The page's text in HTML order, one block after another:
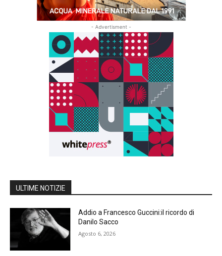
- Advertisment -
ULTIME NOTIZIE
Addio a Francesco Guccini:il ricordo di
Danilo Sacco
Agosto 6, 2026